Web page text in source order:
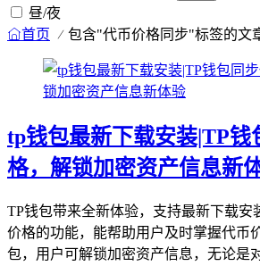
昼/夜
首页 包含"代币价格同步"标签的文
tp钱包最新下载安装|TP钱
格，解锁加密资产信息新
TP钱包带来全新体验，支持最新下载安
价格的功能，能帮助用户及时掌握代币
包，用户可解锁加密资产信息，无论是